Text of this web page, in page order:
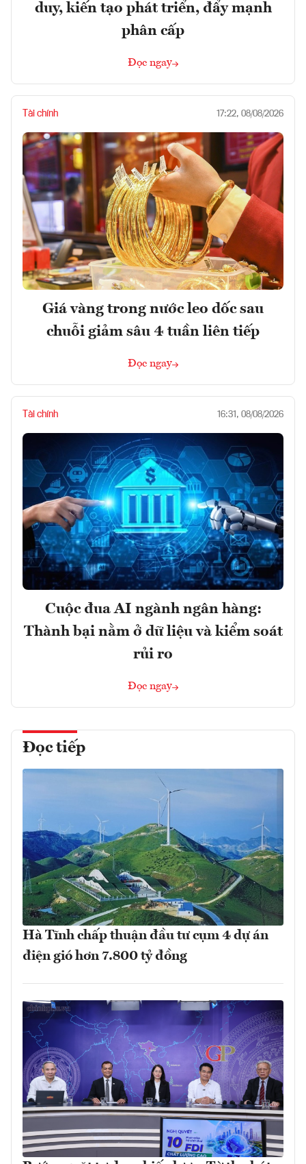
duy, kiến tạo phát triển, đẩy mạnh
phân cấp
Đọc ngay
Tài chính 17:22, 08/08/2026
Giá vàng trong nước leo dốc sau
chuỗi giảm sâu 4 tuần liên tiếp
Đọc ngay
Tài chính 16:31, 08/08/2026
Cuộc đua AI ngành ngân hàng:
Thành bại nằm ở dữ liệu và kiểm soát
rủi ro
Đọc ngay
Đọc tiếp
Hà Tĩnh chấp thuận đầu tư cụm 4 dự án
điện gió hơn 7.800 tỷ đồng